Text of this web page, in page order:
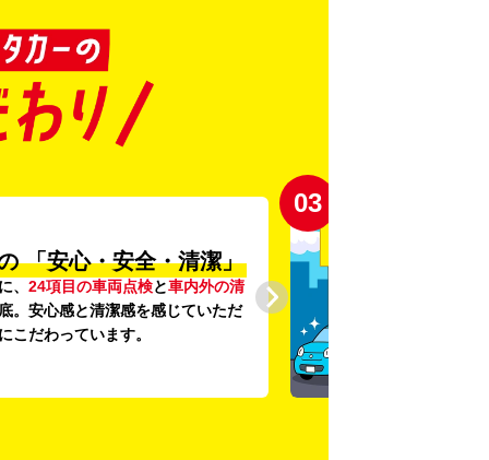
「安心・安全・清潔」
、 24項目の車両点検と車内外の清
。安心感と清潔感を感じていただ
こだわっています。
03